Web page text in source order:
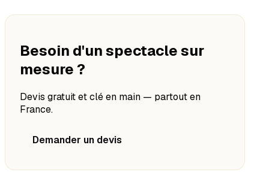
Besoin d'un spectacle sur
mesure ?
Devis gratuit et clé en main — partout en
France.
Demander un devis